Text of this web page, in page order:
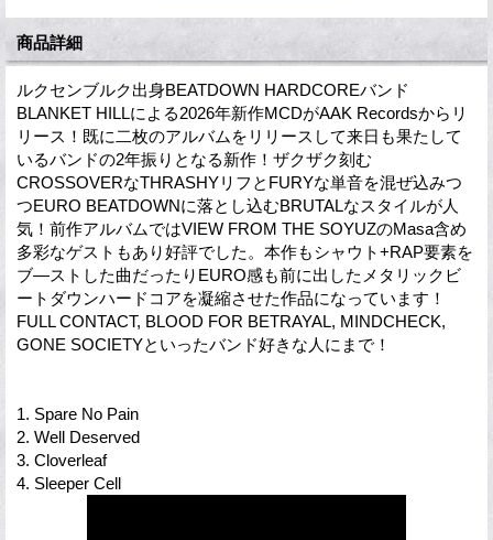
商品詳細
ルクセンブルク出身BEATDOWN HARDCOREバンド
BLANKET HILLによる2026年新作MCDがAAK Recordsからリ
リース！既に二枚のアルバムをリリースして来日も果たして
いるバンドの2年振りとなる新作！ザクザク刻む
CROSSOVERなTHRASHYリフとFURYな単音を混ぜ込みつ
つEURO BEATDOWNに落とし込むBRUTALなスタイルが人
気！前作アルバムではVIEW FROM THE SOYUZのMasa含め
多彩なゲストもあり好評でした。本作もシャウト+RAP要素を
ブ―ストした曲だったりEURO感も前に出したメタリックビ
ートダウンハードコアを凝縮させた作品になっています！
FULL CONTACT, BLOOD FOR BETRAYAL, MINDCHECK,
GONE SOCIETYといったバンド好きな人にまで！
1. Spare No Pain
2. Well Deserved
3. Cloverleaf
4. Sleeper Cell